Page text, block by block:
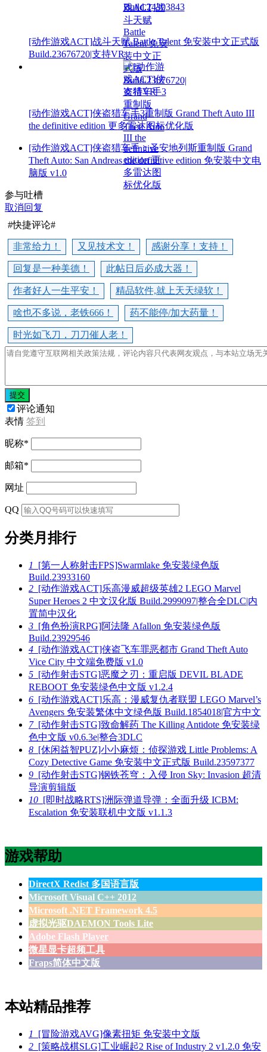
[动作游戏ACT]战斗天赋 Battle Talent 免安装中文正式版
Build.23676720|支持VR
[动作游戏ACT]侠盗猎车手3重制版 Grand Theft Auto III
the definitive edition 更多雷达图标优化版
[动作游戏ACT]侠盗猎车手：圣安地列斯重制版 Grand
Theft Auto: San Andreas the definitive edition 免安装中文电
脑版 v1.0
参与吐槽
取消回复
#快捷评论#
非常给力！ 又见技术文！ 感谢分享！支持！
回复是一种美德！ 此帖日后必成大器！
作者好人一生平安！ 精品软件,就上天天绿软！
啥也不多说，老铁666！ 药不能停/加大药量！
时光如飞刀，刀刀催人老！
提交
评论通知
表情 签到
昵称*
邮箱*
网址
QQ
分类月排行
1
[第一人称射击FPS]Swarmlake 免安装绿色版
Build.23933160
2 [动作游戏ACT]乐高漫威超级英雄2 LEGO Marvel
Super Heroes 2 中文汉化版 Build.2999097|整合全DLC|内
置简中汉化
3 [角色扮演RPG]阿法隆 Afallon 免安装绿色版
Build.23929546
4 [动作游戏ACT]侠盗飞车罪恶都市 Grand Theft Auto
Vice City 中文端免费版 v1.0
5 [动作射击STG]恶魔之刃：重启版 DEVIL BLADE
REBOOT 免安装绿色中文版 v1.2.4
6 [动作游戏ACT]乐高：漫威复仇者联盟 LEGO Marvel’s
Avengers 免安装繁体中文绿色版 Build.1854018|官方中文
7[动作射击STG]致命解药 The Killing Antidote 免安装绿
色中文版 v0.6.3e|整合3DLC
8 [休闲益智PUZ]小小麻烦：侦探游戏 Little Problems: A
Cozy Detective Game 免安装中文正式版 Build.23597377
9 [动作射击STG]钢铁苍穹：入侵 Iron Sky: Invasion 超清
导演剪辑版
10 [即时战略RTS]洲际弹道导弹：全面升级 ICBM:
Escalation 免安装联机中文版 v1.1.3
游戏帮助
DirectX Redist 多国语言版
Microsoft Visual C++ 2012
Microsoft .NET Framework 4.5
虚拟光驱DAEMON Tools Lite
Adobe Flash Player
微星显卡超频工具
Fraps简体中文版
本站精品推荐
1
[冒险游戏AVG]像素扭矩 免安装中文版
2 [策略战棋SLG]工业崛起2 Rise of Industry 2 v1.2.0 免安